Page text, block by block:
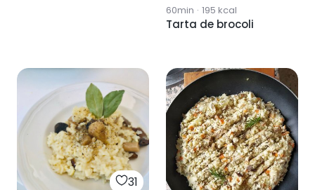
60min · 195 kcal
Tarta de brocoli
31